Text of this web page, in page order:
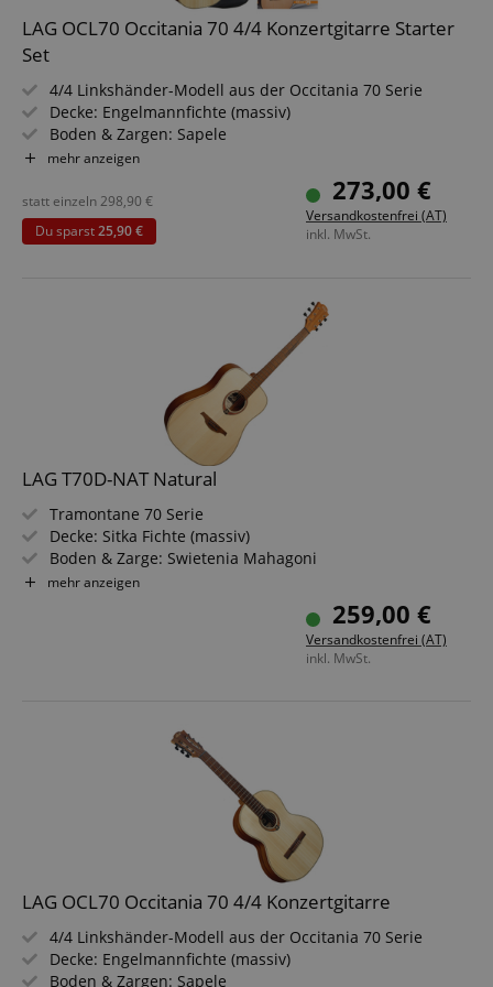
LAG OCL70 Occitania 70 4/4 Konzertgitarre Starter
Set
4/4 Linkshänder-Modell aus der Occitania 70 Serie
Decke: Engelmannfichte (massiv)
Boden & Zargen: Sapele
Hals: Okoume
Finish: Satin
Inkl. umfangreichem Zubehör-Set
mehr anzeigen
273,00 €
Versandkostenfrei (AT)
inkl. MwSt.
statt einzeln298,90 €
Du sparst25,90 €
LAG T70D-NAT Natural
Tramontane 70 Serie
Decke: Sitka Fichte (massiv)
Boden & Zarge: Swietenia Mahagoni
Griffbrett/Hals: Brown Brankowood / Khaya
mehr anzeigen
259,00 €
Versandkostenfrei (AT)
inkl. MwSt.
LAG OCL70 Occitania 70 4/4 Konzertgitarre
4/4 Linkshänder-Modell aus der Occitania 70 Serie
Decke: Engelmannfichte (massiv)
Boden & Zargen: Sapele
Cookie
Anbieter /
Domain
Laufzeit Beschreibung
91347
59
Minuten
the state of
clicked, on
which page
he was the
last time,
etc.).